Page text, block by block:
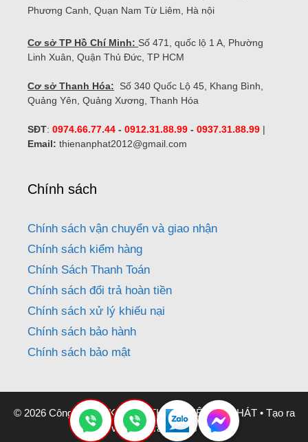
Phương Canh, Quạn Nam Từ Liêm, Hà nội
Cơ sở TP Hồ Chí Minh: Số 471, quốc lộ 1 A, Phường
Linh Xuân, Quận Thủ Đức, TP HCM
Cơ sở Thanh Hóa: Số 340 Quốc Lộ 45, Khang Bình,
Quảng Yên, Quảng Xương, Thanh Hóa
SĐT: 0974.66.77.44 - 0912.31.88.99 - 0937.31.88.99 |
Email: thienanphat2012@gmail.com
Chính sách
Chính sách vận chuyển và giao nhận
Chính sách kiểm hàng
Chính Sách Thanh Toán
Chính sách đổi trả hoàn tiền
Chính sách xử lý khiếu nại
Chính sách bảo hành
Chính sách bảo mật
© 2026 Công Ty CƠ KHÍ NỘI THẤT THIÊN AN PHÁT• Tạo ra
với GeneratePress